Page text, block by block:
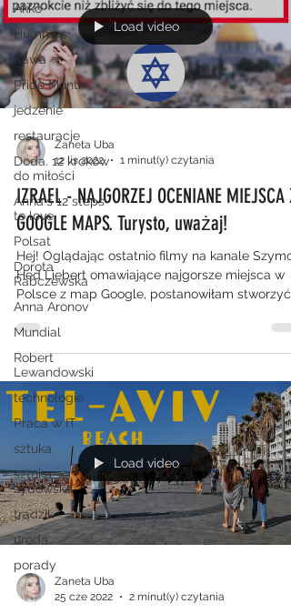
Akko
Hummus
Kawa
Pride Month
jedzenie
restauracje
Doda. 12 kroków
do miłości
Anna's 12 steps
to love
Polsat
Dorota
Rabczewska
Anna Aronov
Mundial
Robert
Lewandowski
technologie
Praca w IT
sztuka
sztuka
żydowska
trądzik
uroda
porady
Load video
Zaneta Uba
12 lis 2022
1 minut(y) czytania
IZRAEL - NAJGORZEJ OCENIANE MIEJSCA Z
GOOGLE MAPS. Turysto, uważaj!
Hej! Oglądając ostatnio filmy na kanale
Hed Liebert omawiające najgorsze miejsca w
Polsce z map Google, postanowiłam stworzyć
coś...
Load video
Zaneta Uba
25 cze 2022
2 minut(y) czytania